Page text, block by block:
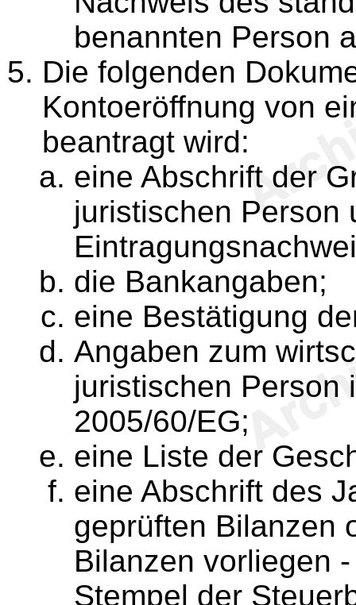
benannten Person
Die folgenden
Kontoeröffnung von
beantragt wird:
eine Abschrift der
juristischen Person
die Bankangaben;
eine Bestätigung
Angaben zum
juristischen Person
2005/60/EG;
eine Liste der
eine Abschrift des
geprüften Bilanzen
Bilanzen vorliegen
Stempel der